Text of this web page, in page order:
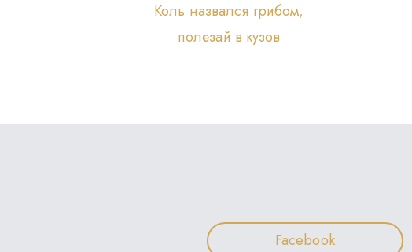
Коль назвался грибом,
полезай в кузов
Facebook